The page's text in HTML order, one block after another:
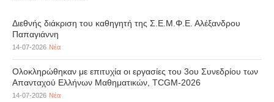
Διεθνής διάκριση του καθηγητή της Σ.Ε.Μ.Φ.Ε. Αλέξανδρου
Παπαγιάννη
14-07-2026 Νέα
Ολοκληρώθηκαν με επιτυχία οι εργασίες του 3ου Συνεδρίου των
Απανταχού Ελλήνων Μαθηματικών, TCGM-2026
14-07-2026 Νέα